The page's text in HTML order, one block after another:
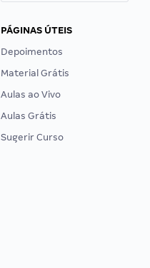
PÁGINAS ÚTEIS
Depoimentos
Material Grátis
Aulas ao Vivo
Aulas Grátis
Sugerir Curso